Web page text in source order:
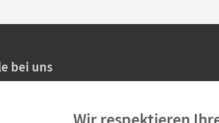
bei uns